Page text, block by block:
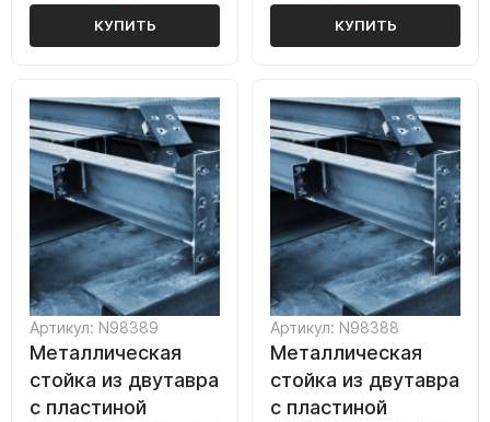
КУПИТЬ КУПИТЬ
Артикул: N98389
Металлическая
стойка из двутавра
с пластиной
Артикул: N98388
Металлическая
стойка из двутавра
с пластиной